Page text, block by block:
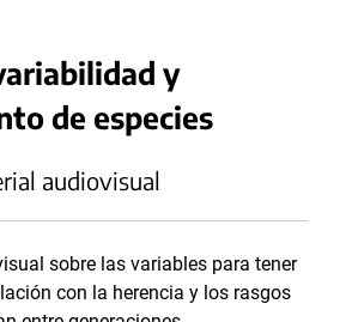
y
de especies
audiovisual
sobre las variables para tener
con la herencia y los rasgos